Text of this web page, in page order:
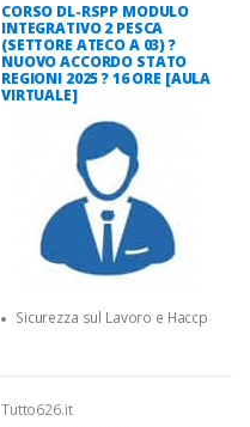
CORSO DL-RSPP MODULO
INTEGRATIVO 2 PESCA
(SETTORE ATECO A 03) ?
NUOVO ACCORDO STATO
REGIONI 2025 ? 16 ORE [AULA
VIRTUALE]
Sicurezza sul Lavoro e Haccp
Tutto626.it